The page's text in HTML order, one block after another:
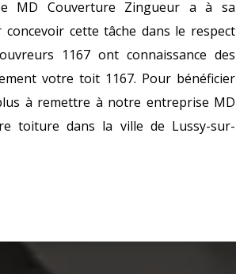
MD Couverture Zingueur a à sa
cette tâche dans le respect
1167 ont connaissance des
votre toit 1167. Pour bénéficier
à remettre à notre entreprise MD
toiture dans la ville de Lussy-sur-